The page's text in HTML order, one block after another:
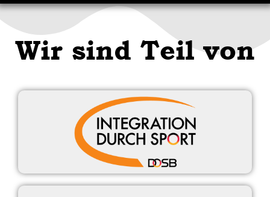
Wir sind Teil von